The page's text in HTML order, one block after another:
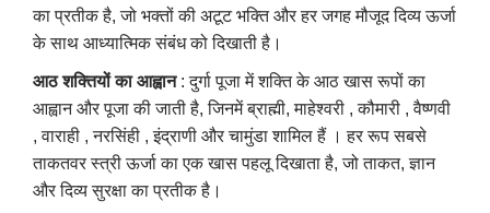
का प्रतीक है, जो भक्तों की अटूट भक्ति और हर जगह मौजूद दिव्य ऊर्जा
के साथ आध्यात्मिक संबंध को दिखाती है।
आठ शक्तियों का आह्वान : दुर्गा पूजा में शक्ति के आठ खास रूपों का
आह्वान और पूजा की जाती है, जिनमें ब्राह्मी, माहेश्वरी , कौमारी , वैष्णवी
, वाराही , नरसिंही , इंद्राणी और चामुंडा शामिल हैं । हर रूप सबसे
ताकतवर स्त्री ऊर्जा का एक खास पहलू दिखाता है, जो ताकत, ज्ञान
और दिव्य सुरक्षा का प्रतीक है।